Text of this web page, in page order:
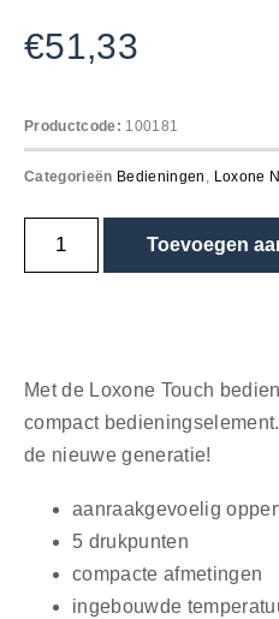
€51,33
Productcode: 100181
Categorieën Bedieningen , Loxone
Toevoegen
Met de Loxone Touch
compact
de nieuwe generatie!
aanraakgevoelig
5 drukpunten
compacte afmetingen
ingebouwde